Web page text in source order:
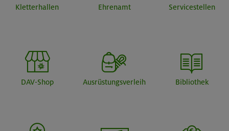
Kletterhallen Ehrenamt Servicestellen
DAV-Shop Ausrüstungsverleih Bibliothek